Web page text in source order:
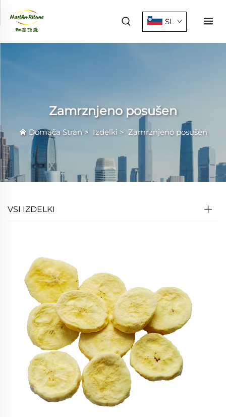
SL
Zamrznjeno posušen
Domača Stran > Izdelki > Zamrznjeno posušen
VSI IZDELKI